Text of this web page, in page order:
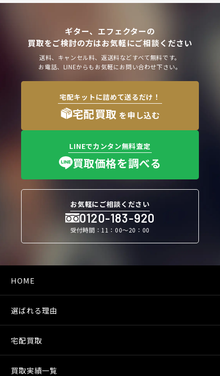
ギター、エフェクターの
買取をご検討の方はお気軽にご相談ください
送料、キャンセル料、返送料などすべて無料です。
お電話、LINEからもお気軽にお問い合わせ下さい。
宅配キットに詰めて送るだけ！
宅配買取 を申し込む
LINEでカンタン無料査定
買取価格を調べる
お気軽にご相談ください
0120-183-920
受付時間：11：00〜20：00
HOME
選ばれる理由
宅配買取
買取実績一覧